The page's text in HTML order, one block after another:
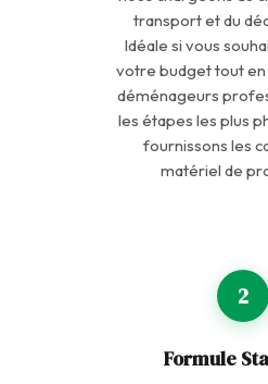
transport et du
Idéale si vous
votre budget tout
déménageurs
les étapes les plus
fournissons les
matériel de
2
Formule